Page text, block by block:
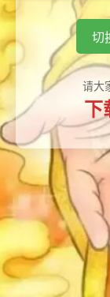
切
请大
下